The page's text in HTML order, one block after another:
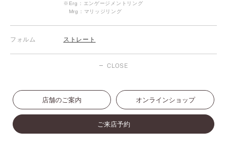
※Erg：エンゲージメントリング
Mrg：マリッジリング
フォルム ストレート
CLOSE
店舗のご案内 オンラインショップ
ご来店予約